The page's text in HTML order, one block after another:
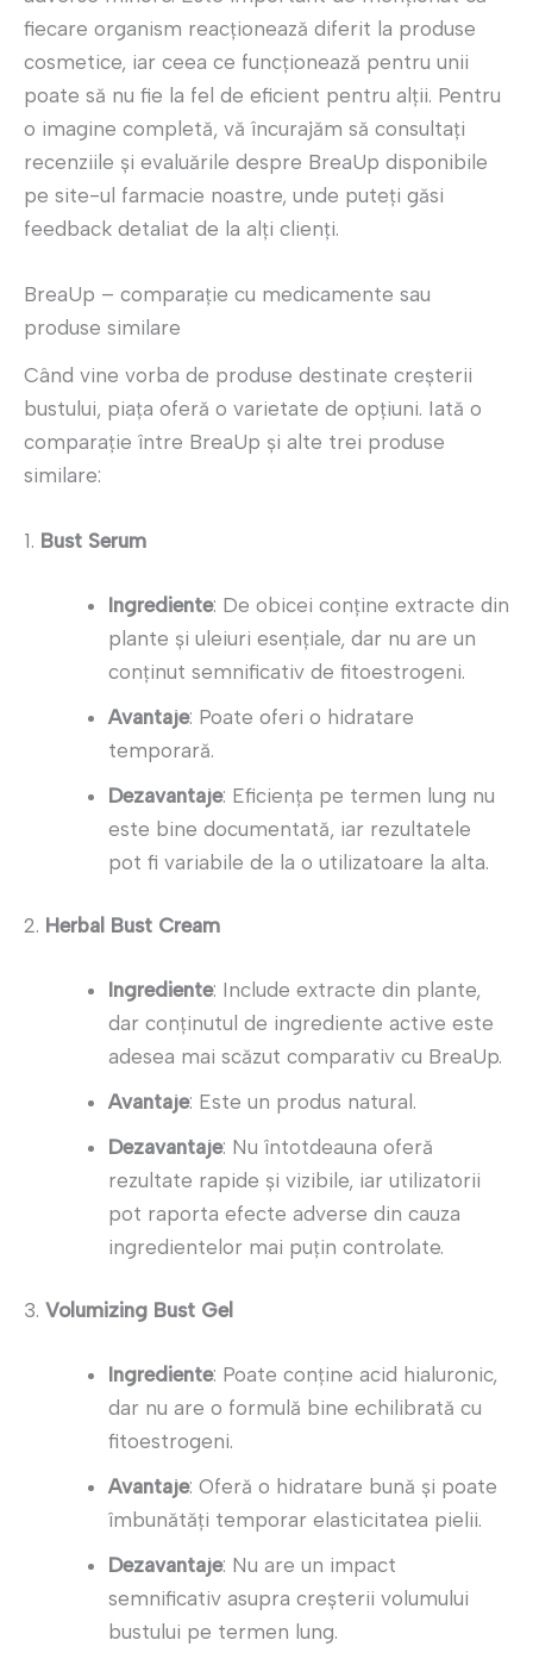
fiecare organism reacționează diferit la produse
cosmetice, iar ceea ce funcționează pentru unii
poate să nu fie la fel de eficient pentru alții. Pentru
o imagine completă, vă încurajăm să consultați
recenziile și evaluările despre BreaUp disponibile
pe site-ul farmacie noastre, unde puteți găsi
feedback detaliat de la alți clienți.
BreaUp – comparație cu medicamente sau
produse similare
Când vine vorba de produse destinate creșterii
bustului, piața oferă o varietate de opțiuni. Iată o
comparație între BreaUp și alte trei produse
similare:
1. Bust Serum
Ingrediente: De obicei conține extracte din
plante și uleiuri esențiale, dar nu are un
conținut semnificativ de fitoestrogeni.
Avantaje: Poate oferi o hidratare
temporară.
Dezavantaje: Eficiența pe termen lung nu
este bine documentată, iar rezultatele
pot fi variabile de la o utilizatoare la alta.
2. Herbal Bust Cream
Ingrediente: Include extracte din plante,
dar conținutul de ingrediente active este
adesea mai scăzut comparativ cu BreaUp.
Avantaje: Este un produs natural.
Dezavantaje: Nu întotdeauna oferă
rezultate rapide și vizibile, iar utilizatorii
pot raporta efecte adverse din cauza
ingredientelor mai puțin controlate.
3. Volumizing Bust Gel
Ingrediente: Poate conține acid hialuronic,
dar nu are o formulă bine echilibrată cu
fitoestrogeni.
Avantaje: Oferă o hidratare bună și poate
îmbunătăți temporar elasticitatea pielii.
Dezavantaje: Nu are un impact
semnificativ asupra creșterii volumului
bustului pe termen lung.